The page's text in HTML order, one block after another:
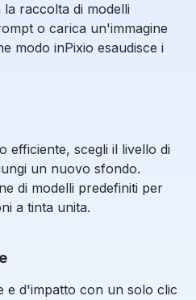
raccolta di modelli
o carica un'immagine
modo inPixio esaudisce i
efficiente, scegli il livello di
un nuovo sfondo.
di modelli predefiniti per
a tinta unita.
e d'impatto con un solo clic